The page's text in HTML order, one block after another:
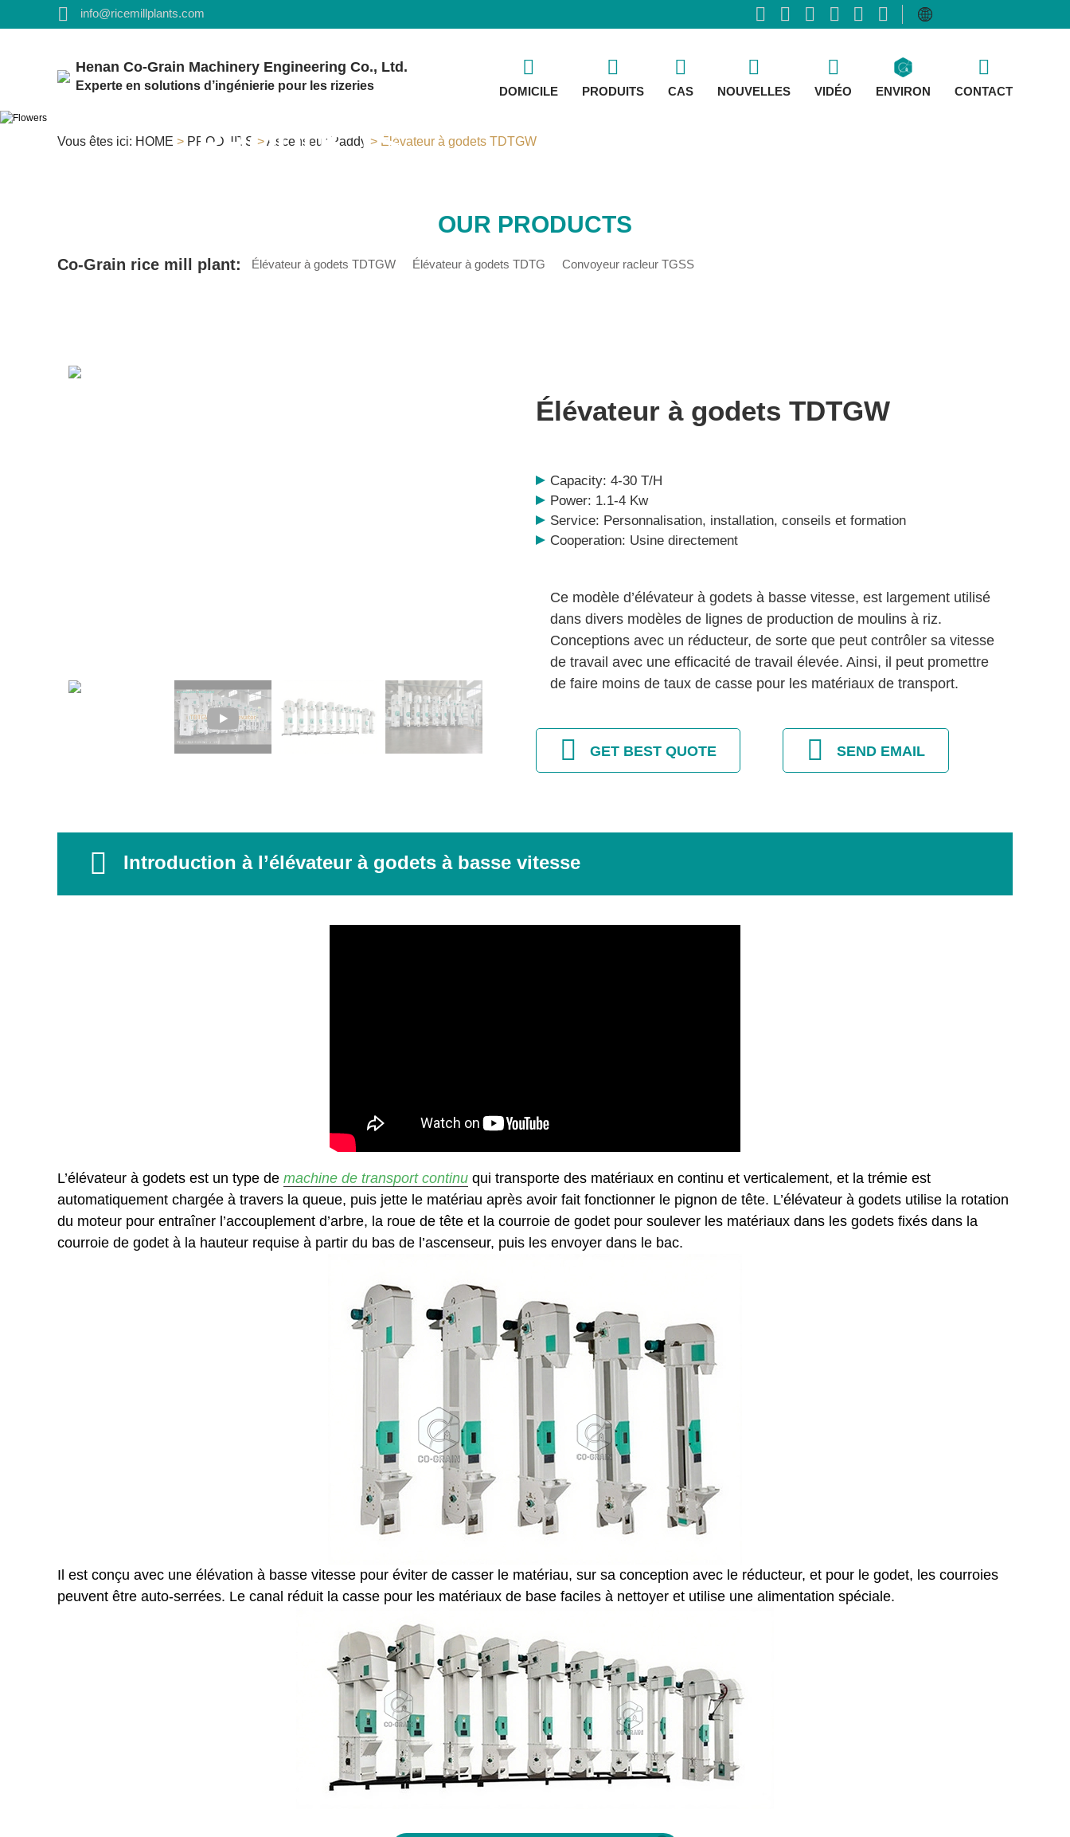
info@ricemillplants.com
Henan Co-Grain Machinery Engineering Co., Ltd.
Experte en solutions d’ingénierie pour les rizeries DOMICILE PRODUITS CAS NOUVELLES VIDÉO ENVIRON CONTACT
PRODUCTS
Vous êtes ici: HOME > PRODUITS >Ascenseur Paddy > Élévateur à godets TDTGW
OUR PRODUCTS
Co-Grain rice mill plant: Élévateur à godets TDTGW Élévateur à godets TDTG Convoyeur racleur TGSS
Élévateur à godets TDTGW
Capacity: 4-30 T/H
Power: 1.1-4 Kw
Service: Personnalisation, installation, conseils et formation
Cooperation: Usine directement
Ce modèle d’élévateur à godets à basse vitesse, est largement utilisé
dans divers modèles de lignes de production de moulins à riz.
Conceptions avec un réducteur, de sorte que peut contrôler sa vitesse
de travail avec une efficacité de travail élevée. Ainsi, il peut promettre
de faire moins de taux de casse pour les matériaux de transport.
GET BEST QUOTE SEND EMAIL
Introduction à l’élévateur à godets à basse vitesse
L’élévateur à godets est un type de machine de transport continu qui transporte des matériaux en continu et verticalement, et la trémie est
automatiquement chargée à travers la queue, puis jette le matériau après avoir fait fonctionner le pignon de tête. L’élévateur à godets utilise la rotation
du moteur pour entraîner l’accouplement d’arbre, la roue de tête et la courroie de godet pour soulever les matériaux dans les godets fixés dans la
courroie de godet à la hauteur requise à partir du bas de l’ascenseur, puis les envoyer dans le bac.
Il est conçu avec une élévation à basse vitesse pour éviter de casser le matériau, sur sa conception avec le réducteur, et pour le godet, les courroies
peuvent être auto-serrées. Le canal réduit la casse pour les matériaux de base faciles à nettoyer et utilise une alimentation spéciale.